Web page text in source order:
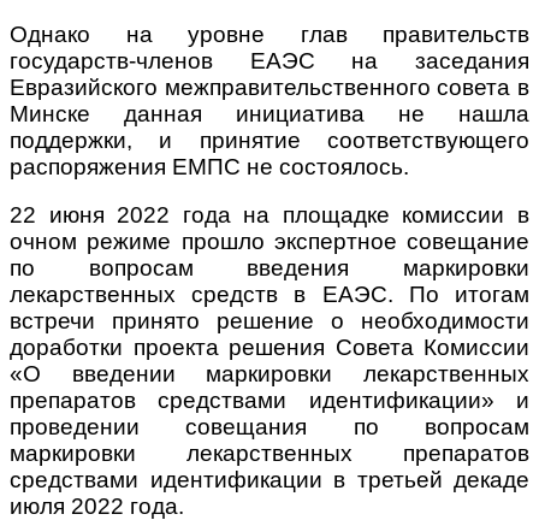
Однако на уровне глав правительств
государств-членов ЕАЭС на заседания
Евразийского межправительственного совета в
Минске данная инициатива не нашла
поддержки, и принятие соответствующего
распоряжения ЕМПС не состоялось.
22 июня 2022 года на площадке комиссии в
очном режиме прошло экспертное совещание
по вопросам введения маркировки
лекарственных средств в ЕАЭС. По итогам
встречи принято решение о необходимости
доработки проекта решения Совета Комиссии
«О введении маркировки лекарственных
препаратов средствами идентификации» и
проведении совещания по вопросам
маркировки лекарственных препаратов
средствами идентификации в третьей декаде
июля 2022 года.